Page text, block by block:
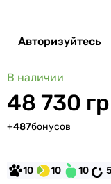
Авторизуйтесь
В наличии
48 730
+487бонусов
10 10 10 5